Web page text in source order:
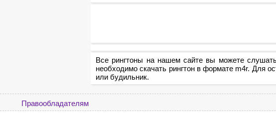
Все рингтоны на нашем сайте вы можете
необходимо скачать рингтон в формате m4r. Для
или будильник.
Правообладателям